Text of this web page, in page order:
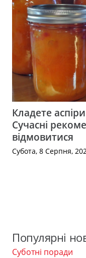
Кладете
Сучасні
відмовитися
Субота, 8 Серпня,
Популярні
Суботні поради